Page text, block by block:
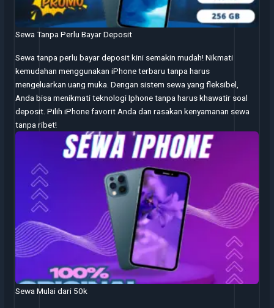
Sewa Tanpa Perlu Bayar Deposit
Sewa tanpa perlu bayar deposit kini semakin mudah! Nikmati
kemudahan menggunakan iPhone terbaru tanpa harus
mengeluarkan uang muka. Dengan sistem sewa yang fleksibel,
Anda bisa menikmati teknologi Iphone tanpa harus khawatir soal
deposit. Pilih iPhone favorit Anda dan rasakan kenyamanan sewa
tanpa ribet!
Sewa Mulai dari 50k